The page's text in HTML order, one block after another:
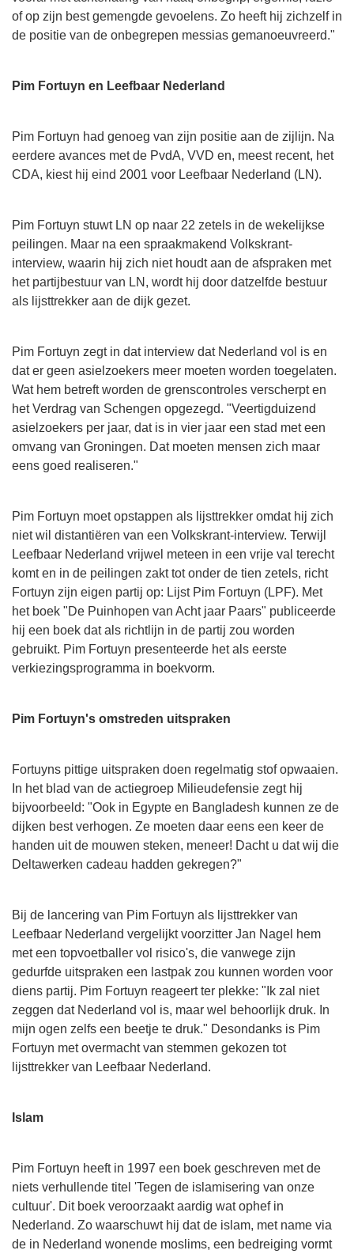
of op zijn best gemengde gevoelens. Zo heeft hij zichzelf in
de positie van de onbegrepen messias gemanoeuvreerd."
Pim Fortuyn en Leefbaar Nederland
Pim Fortuyn had genoeg van zijn positie aan de zijlijn. Na
eerdere avances met de PvdA, VVD en, meest recent, het
CDA, kiest hij eind 2001 voor Leefbaar Nederland (LN).
Pim Fortuyn stuwt LN op naar 22 zetels in de wekelijkse
peilingen. Maar na een spraakmakend Volkskrant-
interview, waarin hij zich niet houdt aan de afspraken met
het partijbestuur van LN, wordt hij door datzelfde bestuur
als lijsttrekker aan de dijk gezet.
Pim Fortuyn zegt in dat interview dat Nederland vol is en
dat er geen asielzoekers meer moeten worden toegelaten.
Wat hem betreft worden de grenscontroles verscherpt en
het Verdrag van Schengen opgezegd. "Veertigduizend
asielzoekers per jaar, dat is in vier jaar een stad met een
omvang van Groningen. Dat moeten mensen zich maar
eens goed realiseren."
Pim Fortuyn moet opstappen als lijsttrekker omdat hij zich
niet wil distantiëren van een Volkskrant-interview. Terwijl
Leefbaar Nederland vrijwel meteen in een vrije val terecht
komt en in de peilingen zakt tot onder de tien zetels, richt
Fortuyn zijn eigen partij op: Lijst Pim Fortuyn (LPF). Met
het boek "De Puinhopen van Acht jaar Paars" publiceerde
hij een boek dat als richtlijn in de partij zou worden
gebruikt. Pim Fortuyn presenteerde het als eerste
verkiezingsprogramma in boekvorm.
Pim Fortuyn's omstreden uitspraken
Fortuyns pittige uitspraken doen regelmatig stof opwaaien.
In het blad van de actiegroep Milieudefensie zegt hij
bijvoorbeeld: "Ook in Egypte en Bangladesh kunnen ze de
dijken best verhogen. Ze moeten daar eens een keer de
handen uit de mouwen steken, meneer! Dacht u dat wij die
Deltawerken cadeau hadden gekregen?"
Bij de lancering van Pim Fortuyn als lijsttrekker van
Leefbaar Nederland vergelijkt voorzitter Jan Nagel hem
met een topvoetballer vol risico's, die vanwege zijn
gedurfde uitspraken een lastpak zou kunnen worden voor
diens partij. Pim Fortuyn reageert ter plekke: "Ik zal niet
zeggen dat Nederland vol is, maar wel behoorlijk druk. In
mijn ogen zelfs een beetje te druk." Desondanks is Pim
Fortuyn met overmacht van stemmen gekozen tot
lijsttrekker van Leefbaar Nederland.
Islam
Pim Fortuyn heeft in 1997 een boek geschreven met de
niets verhullende titel 'Tegen de islamisering van onze
cultuur'. Dit boek veroorzaakt aardig wat ophef in
Nederland. Zo waarschuwt hij dat de islam, met name via
de in Nederland wonende moslims, een bedreiging vormt